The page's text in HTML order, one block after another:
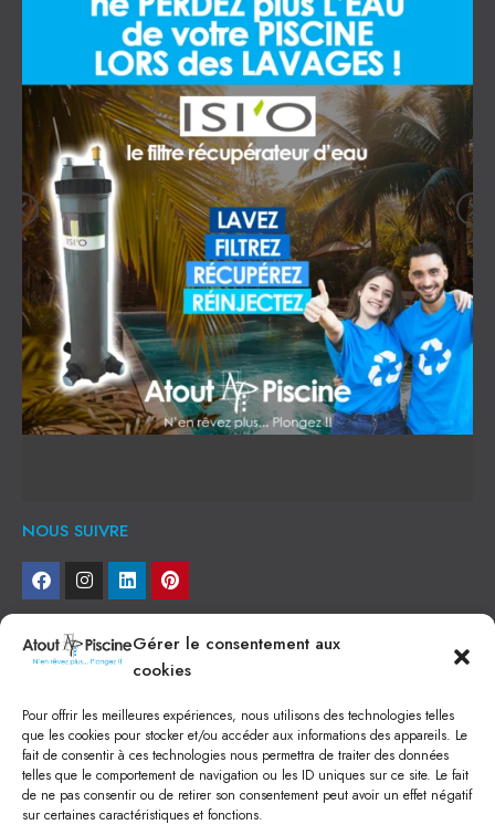
Gérer le consentement aux
cookies
Pour offrir les meilleures expériences, nous utilisons des technologies telles
que les cookies pour stocker et/ou accéder aux informations des appareils. Le
fait de consentir à ces technologies nous permettra de traiter des données
telles que le comportement de navigation ou les ID uniques sur ce site. Le fait
de ne pas consentir ou de retirer son consentement peut avoir un effet négatif
sur certaines caractéristiques et fonctions.
NOUS SUIVRE
NEWSLETTER
Je veux recevoir toute l'actu
NOS SERVICES
Construction de piscine béton à Narbonne
Piscine coque à Narbonne
Acheter SPA à Narbonne
Pisciniste Narbonne